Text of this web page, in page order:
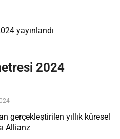
2024
gerçekleştirilen yıllık küresel
Allianz